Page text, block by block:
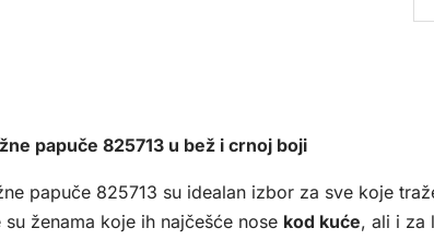
papuče 825713 u bež i crnoj boji
papuče 825713 su idealan izbor za sve koje
su ženama koje ih najčešće nose kod kuće, ali i za